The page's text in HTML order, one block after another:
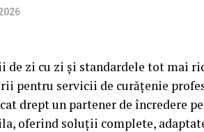
zi cu zi și standardele tot mai
pentru servicii de curățenie
drept un partener de încredere
oferind soluții complete,